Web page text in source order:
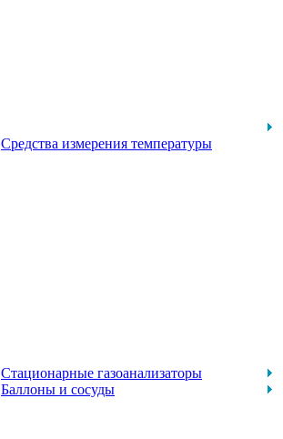
Средства измерения температуры
Стационарные газоанализаторы
Баллоны и сосуды